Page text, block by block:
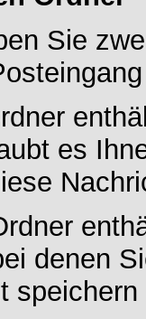
Sie
es
denen